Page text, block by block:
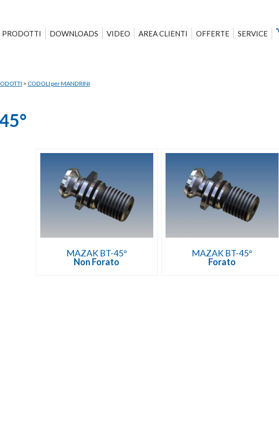
PRODOTTI DOWNLOADS VIDEO AREA CLIENTI OFFERTE SERVICE
> CODOLI per MANDRINI
MAZAK BT-45°
Non Forato
MAZAK BT-45°
Forato